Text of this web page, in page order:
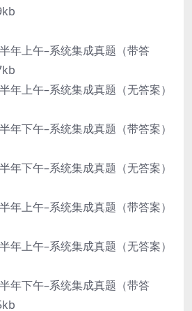
年上午–系统集成真题（带答
上午–系统集成真题（无答案）
下午–系统集成真题（带答案）
下午–系统集成真题（无答案）
上午–系统集成真题（带答案）
上午–系统集成真题（无答案）
年下午–系统集成真题（带答